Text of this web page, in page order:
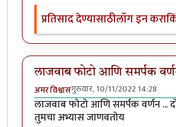
प्रतिसाद देण्यासाठीलॉग इन करा
लाजवाब फोटो आणि समर्पक
अमर विश्वासगुरुवार, 10/11/2022 14:28
लाजवाब फोटो आणि समर्पक वर्णन ...
तुमचा अभ्यास जाणवतोय